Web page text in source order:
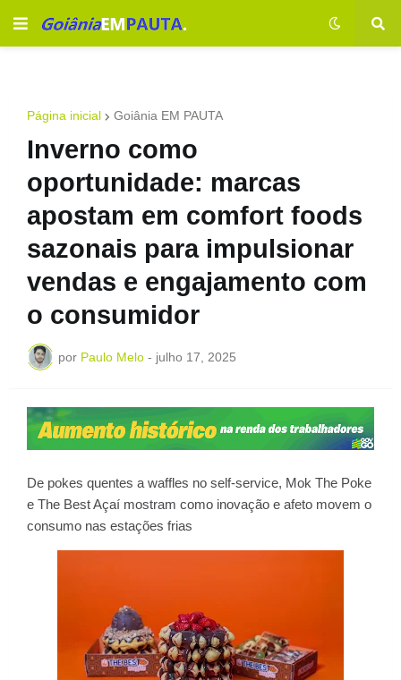
Página inicial Goiânia EM PAUTA
Inverno como
oportunidade: marcas
apostam em comfort foods
sazonais para impulsionar
vendas e engajamento com
o consumidor
por Paulo Melo - julho 17, 2025
De pokes quentes a waffles no self-service, Mok The Poke
e The Best Açaí mostram como inovação e afeto movem o
consumo nas estações frias